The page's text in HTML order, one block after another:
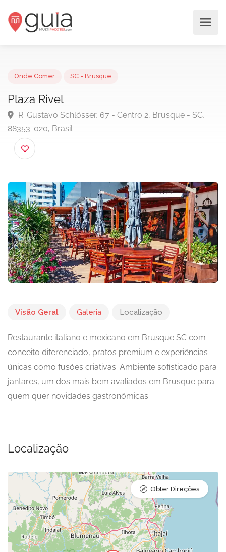
Plaza Rivel
R. Gustavo Schlösser, 67 - Centro 2, Brusque - SC,
88353-020, Brasil
Visão Geral Galeria Localização
Restaurante italiano e mexicano em Brusque SC com
conceito diferenciado, pratos premium e experiências
únicas como fusões criativas. Ambiente sofisticado para
jantares, um dos mais bem avaliados em Brusque para
quem quer novidades gastronômicas.
Localização
Obter Direções